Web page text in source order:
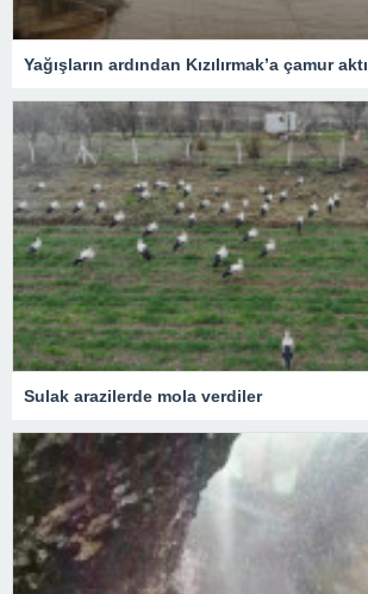
Yağışların ardından Kızılırmak’a çamur aktı
Sulak arazilerde mola verdiler